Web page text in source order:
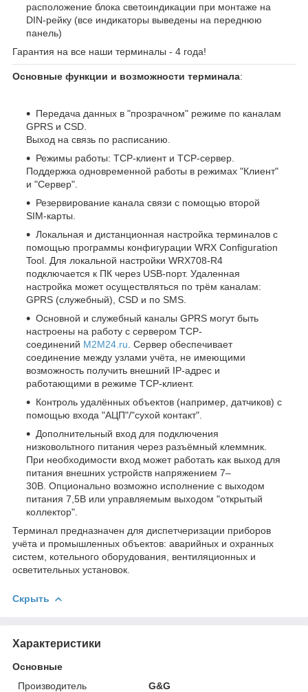
расположение блока светоиндикации при монтаже на
DIN-рейку (все индикаторы выведены на переднюю
панель)
Гарантия на все наши терминалы - 4 года!
Основные функции и возможности терминала:
Передача данных в "прозрачном" режиме по каналам
GPRS и CSD.
Выход на связь по расписанию.
Режимы работы: TCP-клиент и TCP-сервер.
Поддержка одновременной работы в режимах "Клиент"
и "Сервер".
Резервирование канала связи с помощью второй
SIM-карты.
Локальная и дистанционная настройка терминалов с
помощью программы конфигурации WRX Configuration
Tool. Для локальной настройки WRX708-R4
подключается к ПК через USB-порт. Удаленная
настройка может осуществляться по трём каналам:
GPRS (служебный), CSD и по SMS.
Основной и служебный каналы GPRS могут быть
настроены на работу с сервером TCP-
соединений M2M24.ru . Сервер обеспечивает
соединение между узлами учёта, не имеющими
возможность получить внешний IP-адрес и
работающими в режиме TCP-клиент.
Контроль удалённых объектов (например, датчиков) с
помощью входа "АЦП"/"сухой контакт".
Дополнительный вход для подключения
низковольтного питания через разъёмный клеммник.
При необходимости вход может работать как выход для
питания внешних устройств напряжением 7–
30В. Опционально возможно исполнение с выходом
питания 7,5В или управляемым выходом "открытый
коллектор".
Терминал предназначен для диспетчеризации приборов
учёта и промышленных объектов: аварийных и охранных
систем, котельного оборудования, вентиляционных и
осветительных установок.
Скрыть
Характеристики
Основные
Производитель
G&G